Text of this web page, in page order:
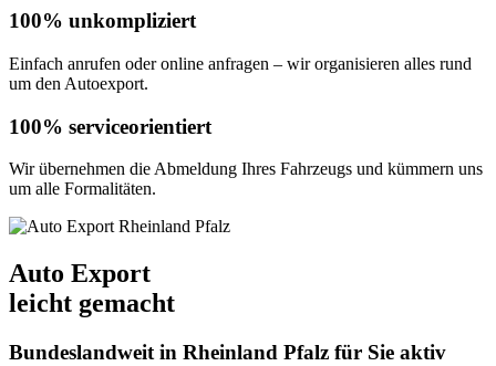
100% unkompliziert
Einfach anrufen oder online anfragen – wir organisieren alles rund
um den Autoexport.
100% serviceorientiert
Wir übernehmen die Abmeldung Ihres Fahrzeugs und kümmern uns
um alle Formalitäten.
Auto Export
leicht gemacht
Bundeslandweit in Rheinland Pfalz für Sie aktiv